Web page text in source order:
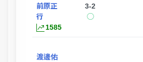
前原正
行
1585
3-2
◯
渡邊佑